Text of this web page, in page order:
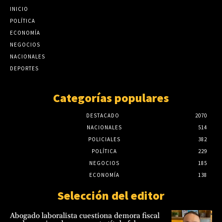
INICIO
POLÍTICA
ECONOMÍA
NEGOCIOS
NACIONALES
DEPORTES
Categorías populares
DESTACADO
2070
NACIONALES
514
POLICIALES
382
POLÍTICA
229
NEGOCIOS
185
ECONOMÍA
138
Selección del editor
Abogado laboralista cuestiona demora fiscal